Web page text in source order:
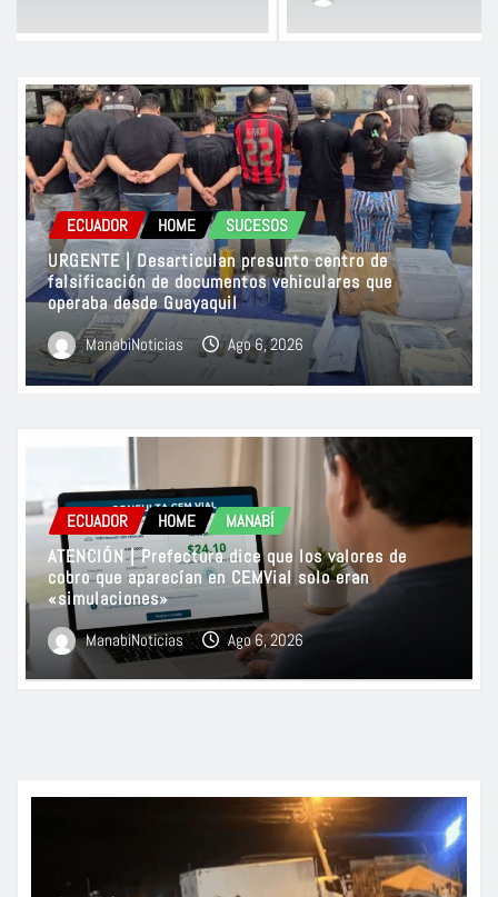
ECUADOR HOME SUCESOS
URGENTE | Desarticulan presunto centro de
falsificación de documentos vehiculares que
operaba desde Guayaquil
ManabiNoticias Ago 6, 2026
ECUADOR HOME MANABÍ
ATENCIÓN | Prefectura dice que los valores de
cobro que aparecían en CEMVial solo eran
«simulaciones»
ManabiNoticias Ago 6, 2026